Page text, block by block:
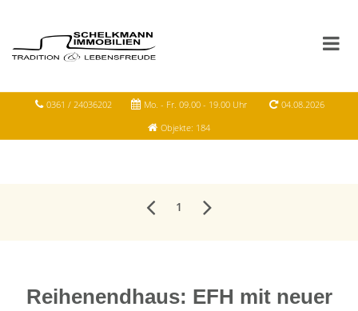
0361 / 24036202 Mo. - Fr. 09.00 - 19.00 Uhr
04.08.2026
Objekte: 184
1
Reihenendhaus: EFH mit neuer